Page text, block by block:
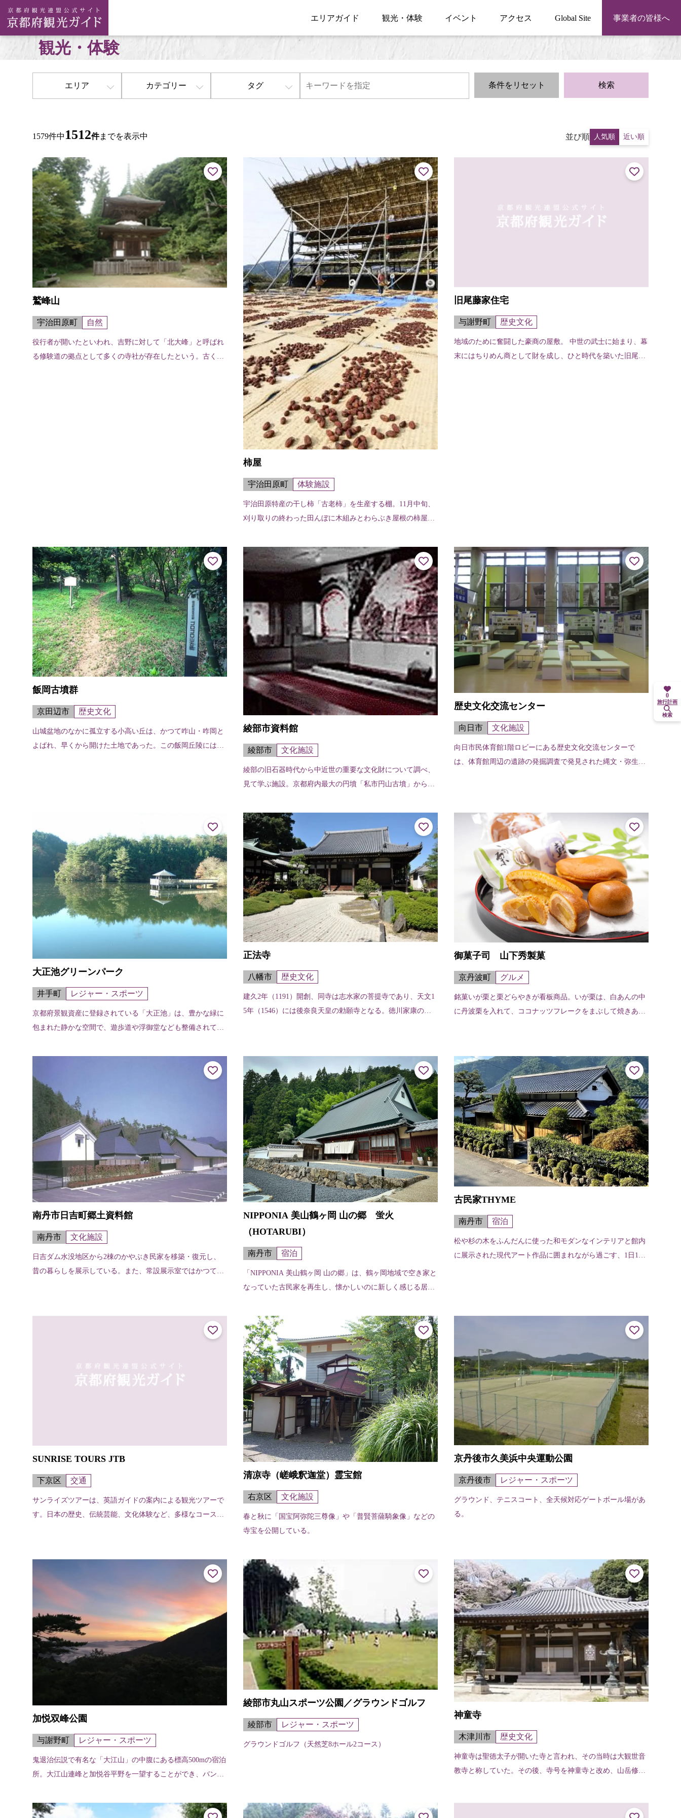
エリアガイド 観光・体験 イベント アクセス Global Site 事業者の皆様へ
観光・体験
エリア カテゴリー タグ 条件をリセット 検索
1579件中 1512件までを表示中 並び順 人気順 近い順
鷲峰山
宇治田原町 自然
役行者が開いたといわれ、吉野に対して「北大峰」と呼ばれ
る修験道の拠点として多くの寺社が存在したという。古くか
柿屋
宇治田原町 体験施設
宇治田原特産の干し柿「古老柿」を生産する棚。11月中旬、
刈り取りの終わった田んぼに木組みとわらぶき屋根の柿屋が
立川、岩山、禅定寺の各地区に建...
旧尾藤家住宅
与謝野町 歴史文化
地域のために奮闘した豪商の屋敷。 中世の武士に始まり、幕
末にはちりめん商として財を成し、ひと時代を築いた旧尾藤
飯岡古墳群
京田辺市 歴史文化
山城盆地のなかに孤立する小高い丘は、かつて咋山・咋岡と
よばれ、早くから開けた土地であった。この飯岡丘陵には木
綾部市資料館
綾部市 文化施設
綾部の旧石器時代から中近世の重要な文化財について調べ、
見て学ぶ施設。京都府内最大の円墳「私市円山古墳」から出
歴史文化交流センター
向日市 文化施設
向日市民体育館1階ロビーにある歴史文化交流センターで
は、体育館周辺の遺跡の発掘調査で発見された縄文・弥生時
大正池グリーンパーク
井手町 レジャー・スポーツ
京都府景観資産に登録されている「大正池」は、豊かな緑に
包まれた静かな空間で、遊歩道や浮御堂なども整備されてお
池グリーンパーク」には、バンガロ...
正法寺
八幡市 歴史文化
建久2年（1191）開創、同寺は志水家の菩提寺であり、天文1
5年（1546）には後奈良天皇の勅願寺となる。徳川家康の側
御菓子司 山下秀製菓
京丹波町 グルメ
銘菓いが栗と栗どらやきが看板商品。いが栗は、白あんの中
に丹波栗を入れて、ココナッツフレークをまぶして焼きあげ
南丹市日吉町郷土資料館
南丹市 文化施設
日吉ダム水没地区から2棟のかやぶき民家を移築・復元し、
昔の暮らしを展示している。また、常設展示室ではかつての
NIPPONIA 美山鶴ヶ岡 山の郷 蛍火
（HOTARUBI）
南丹市 宿泊
「NIPPONIA 美山鶴ヶ岡 山の郷」は、鶴ヶ岡地域で空き家と
なっていた古民家を再生し、懐かしいのに新しく感じる居心
ができる。「蛍火 HO...
古民家THYME
南丹市 宿泊
松や杉の木をふんだんに使った和モダンなインテリアと館内
に展示された現代アート作品に囲まれながら過ごす、1日1組
SUNRISE TOURS JTB
下京区 交通
サンライズツアーは、英語ガイドの案内による観光ツアーで
す。日本の歴史、伝統芸能、文化体験など、多様なコースを
清凉寺（嵯峨釈迦堂）霊宝館
右京区 文化施設
春と秋に「国宝阿弥陀三尊像」や「普賢菩薩騎象像」などの
寺宝を公開している。
京丹後市久美浜中央運動公園
京丹後市 レジャー・スポーツ
グラウンド、テニスコート、全天候対応ゲートボール場があ
る。
加悦双峰公園
与謝野町 レジャー・スポーツ
鬼退治伝説で有名な「大江山」の中腹にある標高500mの宿泊
所。大江山連峰と加悦谷平野を一望することができ、バンガ
ンプ場も充実しており、自然を...
綾部市丸山スポーツ公園／グラウンドゴルフ
綾部市 レジャー・スポーツ
グラウンドゴルフ（天然芝8ホール2コース）
神童寺
木津川市 歴史文化
神童寺は聖徳太子が開いた寺と言われ、その当時は大観世音
教寺と称していた。その後、寺号を神童寺と改め、山岳修験
0
旅行計画
検索